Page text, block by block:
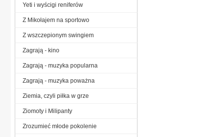
Yeti i wyścigi reniferów
Z Mikołajem na sportowo
Z wszczepionym swingiem
Zagrają - kino
Zagrają - muzyka popularna
Zagrają - muzyka poważna
Ziemia, czyli piłka w grze
Ziomoty i Milipanty
Zrozumieć młode pokolenie